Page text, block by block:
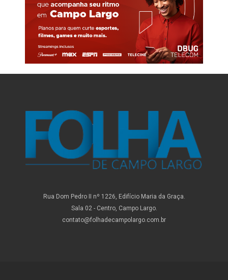
Rua Dom Pedro II nº 1226, Edifício Maria da Graça.
Sala 02 - Centro, Campo Largo.
contato@folhadecampolargo.com.br